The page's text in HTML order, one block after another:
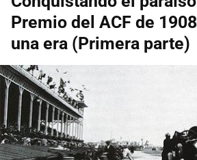
Premio del ACF de
una era (Primera parte)